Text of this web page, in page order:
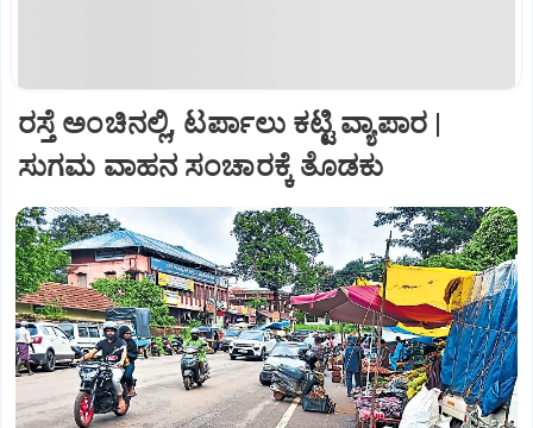
ರಸ್ತೆ ಅಂಚಿನಲ್ಲಿ, ಟರ್ಪಾಲು ಕಟ್ಟಿ ವ್ಯಾಪಾರ |
ಸುಗಮ ವಾಹನ ಸಂಚಾರಕ್ಕೆ ತೊಡಕು